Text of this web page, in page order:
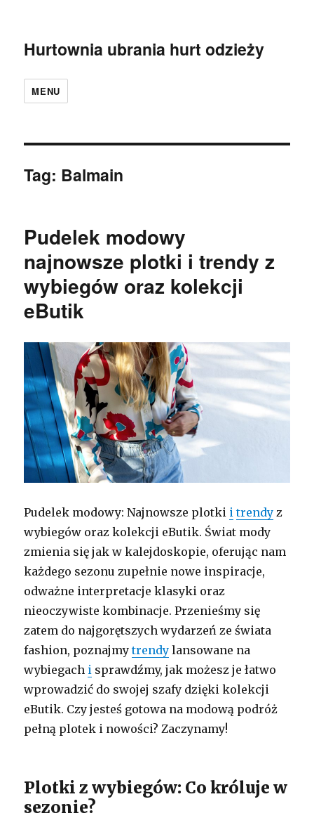
Hurtownia ubrania hurt odzieży
MENU
Tag: Balmain
Pudelek modowy
najnowsze plotki i trendy z
wybiegów oraz kolekcji
eButik
Pudelek modowy: Najnowsze plotki i trendy z
wybiegów oraz kolekcji eButik. Świat mody
zmienia się jak w kalejdoskopie, oferując nam
każdego sezonu zupełnie nowe inspiracje,
odważne interpretacje klasyki oraz
nieoczywiste kombinacje. Przenieśmy się
zatem do najgorętszych wydarzeń ze świata
fashion, poznajmytrendy lansowane na
wybiegach i sprawdźmy, jak możesz je łatwo
wprowadzić do swojej szafy dzięki kolekcji
eButik. Czy jesteś gotowa na modową podróż
pełną plotek i nowości? Zaczynamy!
Plotki z wybiegów: Co króluje w
sezonie?